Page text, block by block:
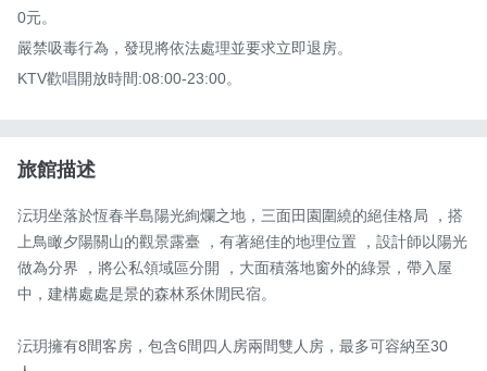
0元。
嚴禁吸毒行為，發現將依法處理並要求立即退房。
KTV歡唱開放時間:08:00-23:00。
旅館描述
沄玥坐落於恆春半島陽光絢爛之地，三面田園圍繞的絕佳格局 ，搭
上鳥瞰夕陽關山的觀景露臺 ，有著絕佳的地理位置 ，設計師以陽光
做為分界 ，將公私領域區分開 ，大面積落地窗外的綠景，帶入屋
中，建構處處是景的森林系休閒民宿。
沄玥擁有8間客房，包含6間四人房兩間雙人房，最多可容納至30